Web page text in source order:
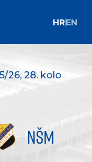
HREN
26, 28. kolo
NŠM